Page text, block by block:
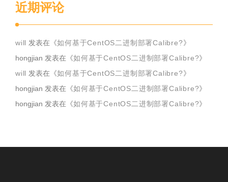
近期评论
will 发表在《如何基于CentOS二进制部署Calibre?》
hongjian 发表在《如何基于CentOS二进制部署Calibre?》
will 发表在《如何基于CentOS二进制部署Calibre?》
hongjian 发表在《如何基于CentOS二进制部署Calibre?》
hongjian 发表在《如何基于CentOS二进制部署Calibre?》